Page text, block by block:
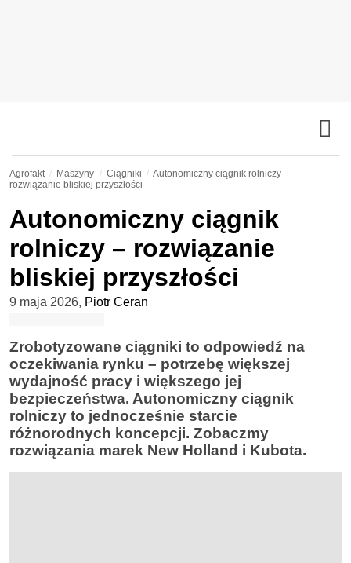
Agrofakt Maszyny Ciągniki
Autonomiczny ciągnik rolniczy –
rozwiązanie bliskiej przyszłości
Autonomiczny ciągnik
rolniczy – rozwiązanie
bliskiej przyszłości
9 maja 2026, Piotr Ceran
Zrobotyzowane ciągniki to odpowiedź na
oczekiwania rynku – potrzebę większej
wydajność pracy i większego jej
bezpieczeństwa. Autonomiczny ciągnik
rolniczy to jednocześnie starcie
różnorodnych koncepcji. Zobaczmy
rozwiązania marek New Holland i Kubota.